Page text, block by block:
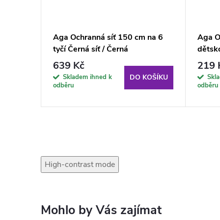
Aga Ochranná síť 150 cm na 6
tyčí Černá síť / Černá
639 Kč
Skladem ihned k
odběru
DO KOŠÍKU
Aga
219
odběru
High-contrast mode